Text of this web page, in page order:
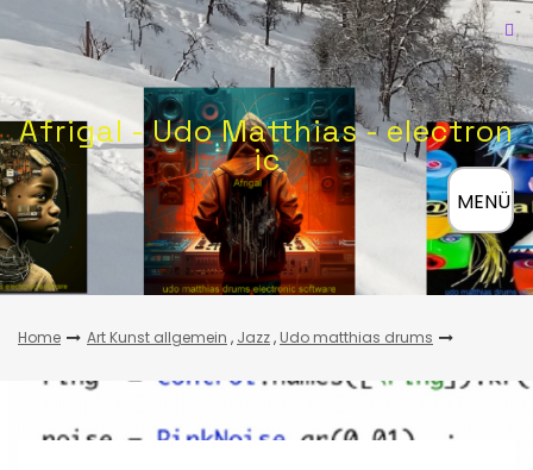
to
content
Afrigal - Udo Matthias - electron
ic
Home Art Kunst allgemein , Jazz, Udo matthias drums
≡
MENÜ